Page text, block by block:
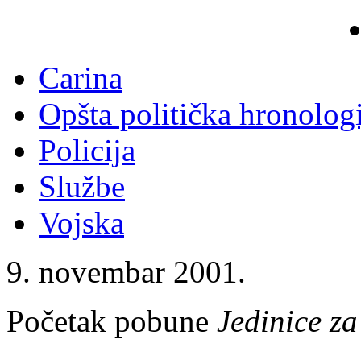
Carina
Opšta politička
Policija
Službe
Vojska
9. novembar 2001.
Početak pobune Jedinice